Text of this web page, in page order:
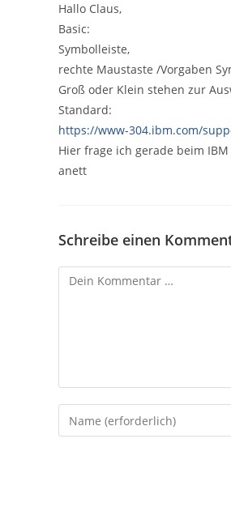
Hallo Claus,
Basic:
Symbolleiste,
rechte Maustaste /Vorgaben
Groß oder Klein stehen zur
Standard:
https://www-304.ibm.com/
Hier frage ich gerade beim
anett
Schreibe einen